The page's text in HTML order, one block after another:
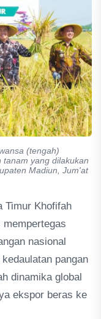
(tengah)
yang dilakukan
Madiun, Jum'at
Timur Khofifah
nasional
pangan
dinamika global
ekspor beras ke